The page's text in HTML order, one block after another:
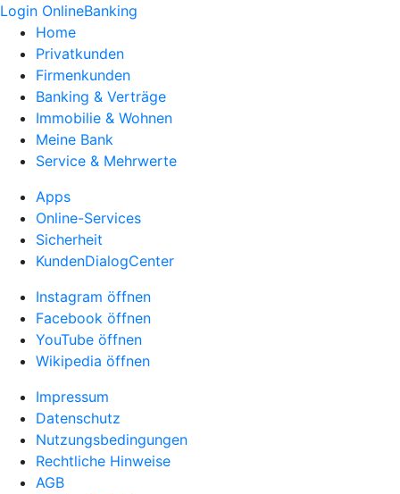
Login OnlineBanking
Home
Privatkunden
Firmenkunden
Banking & Verträge
Immobilie & Wohnen
Meine Bank
Service & Mehrwerte
Apps
Online-Services
Sicherheit
KundenDialogCenter
Instagram öffnen
Facebook öffnen
YouTube öffnen
Wikipedia öffnen
Impressum
Datenschutz
Nutzungsbedingungen
Rechtliche Hinweise
AGB